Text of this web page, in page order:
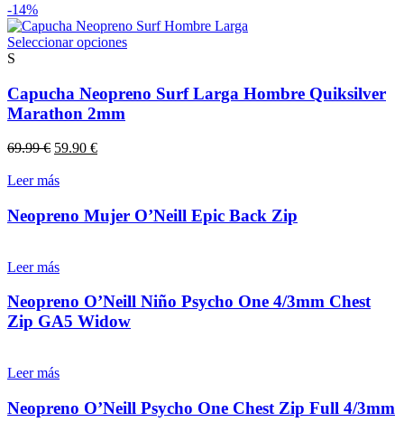
-14%
Seleccionar opcionesEste
múltiples
variantes.
la
S
Capucha Neopreno Surf Larga Hombre Quiksilver
Marathon 2mm
69.99€ El
original
69.99 €.
59.90 €El
59.90 €.
Leer más
Neopreno Mujer O’Neill Epic Back Zip
Leer más
Neopreno O’Neill Niño Psycho One 4/3mm Chest
Zip GA5 Widow
Leer más
Neopreno O’Neill Psycho One Chest Zip Full 4/3mm